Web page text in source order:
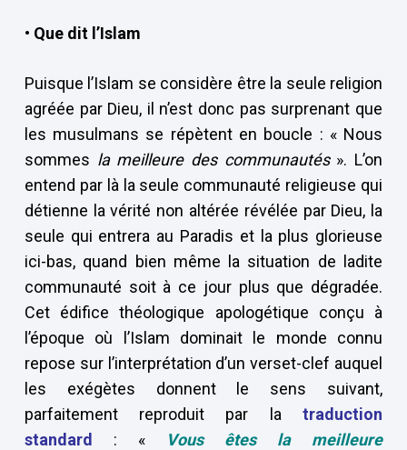
• Que dit l’Islam
Puisque l’Islam se considère être la seule religion
agréée par Dieu, il n’est donc pas surprenant que
les musulmans se répètent en boucle : « Nous
sommes la meilleure des communautés». L’on
entend par là la seule communauté religieuse qui
détienne la vérité non altérée révélée par Dieu, la
seule qui entrera au Paradis et la plus glorieuse
ici-bas, quand bien même la situation de ladite
communauté soit à ce jour plus que dégradée.
Cet édifice théologique apologétique conçu à
l’époque où l’Islam dominait le monde connu
repose sur l’interprétation d’un verset-clef auquel
les exégètes donnent le sens suivant,
parfaitement reproduit par latraduction
standard
: «
Vous êtes la meilleure